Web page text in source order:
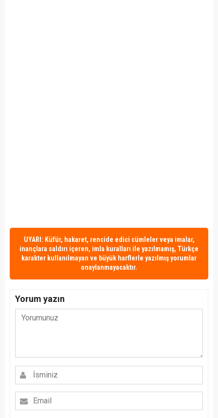
UYARI: Küfür, hakaret, rencide edici cümleler veya imalar,
inançlara saldırı içeren, imla kuralları ile yazılmamış, Türkçe
karakter kullanılmayan ve büyük harflerle yazılmış yorumlar
onaylanmayacaktır.
Yorum yazın